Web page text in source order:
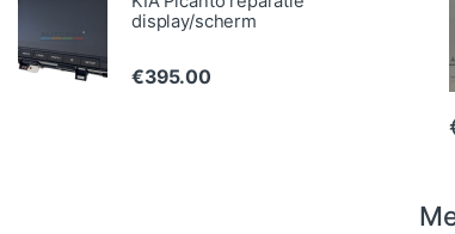
display/scherm
€395.00